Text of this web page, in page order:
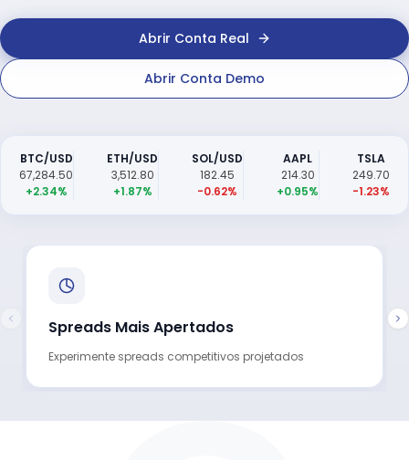
Abrir Conta Real
Abrir Conta Demo
BTC/USD
67,284.50
+2.34%
ETH/USD
3,512.80
+1.87%
SOL/USD
182.45
-0.62%
AAPL
214.30
+0.95%
TSLA
249.70
-1.23%
Spreads Mais Apertados
Experimente spreads competitivos projetados